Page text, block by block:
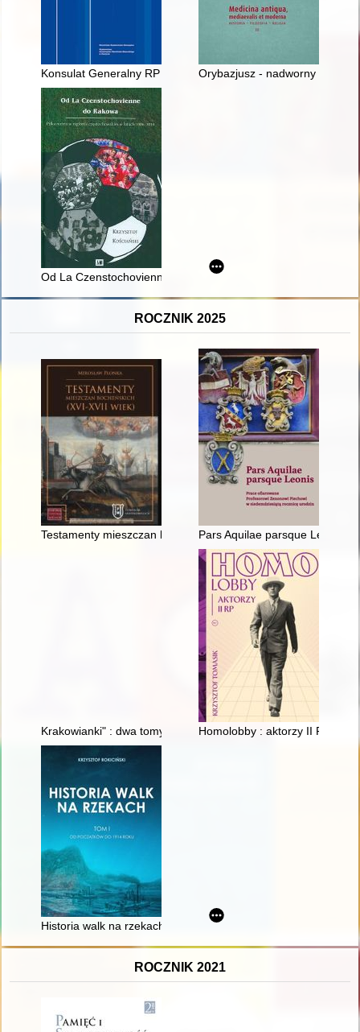
Konsulat Generalny RP w Wilnie (1991-2008) - dzieje misji
Orybazjusz - nadworny lekarz
Od La Czenstochovienne do Rakowa : piłka nożna w
ROCZNIK 2025
Testamenty mieszczan bocheńskich : (XVI - XVII wiek)
Pars Aquilae parsque Leonis :
Krakowianki" : dwa tomy "zadumienia", ale i radości :
Homolobby : aktorzy II RP
Historia walk na rzekach. T. 1,
ROCZNIK 2021